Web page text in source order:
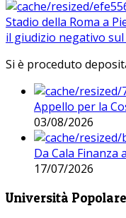
Stadio della Roma a
il giudizio negativo
Si è proceduto
Appello per la
03/08/2026
Da Cala
17/07/2026
Università